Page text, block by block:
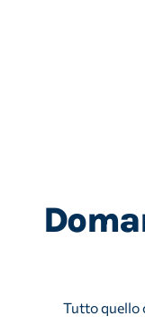
Tutto quello